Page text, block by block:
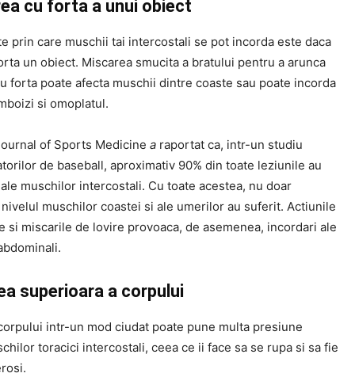
cu forta a unui obiect
prin care muschii tai intercostali se pot incorda este daca
un obiect. Miscarea smucita a bratului pentru a arunca
forta poate afecta muschii dintre coaste sau poate incorda
si omoplatul.
of Sports Medicine a raportat ca, intr-un studiu
de baseball, aproximativ 90% din toate leziunile au
muschilor intercostali. Cu toate acestea, nu doar
muschilor coastei si ale umerilor au suferit. Actiunile
si miscarile de lovire provoaca, de asemenea, incordari ale
superioara a corpului
intr-un mod ciudat poate pune multa presiune
toracici intercostali, ceea ce ii face sa se rupa si sa fie